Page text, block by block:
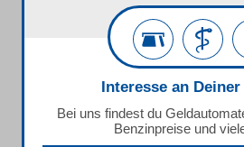
Interesse an
Bei uns findest du
Benzinpreise und